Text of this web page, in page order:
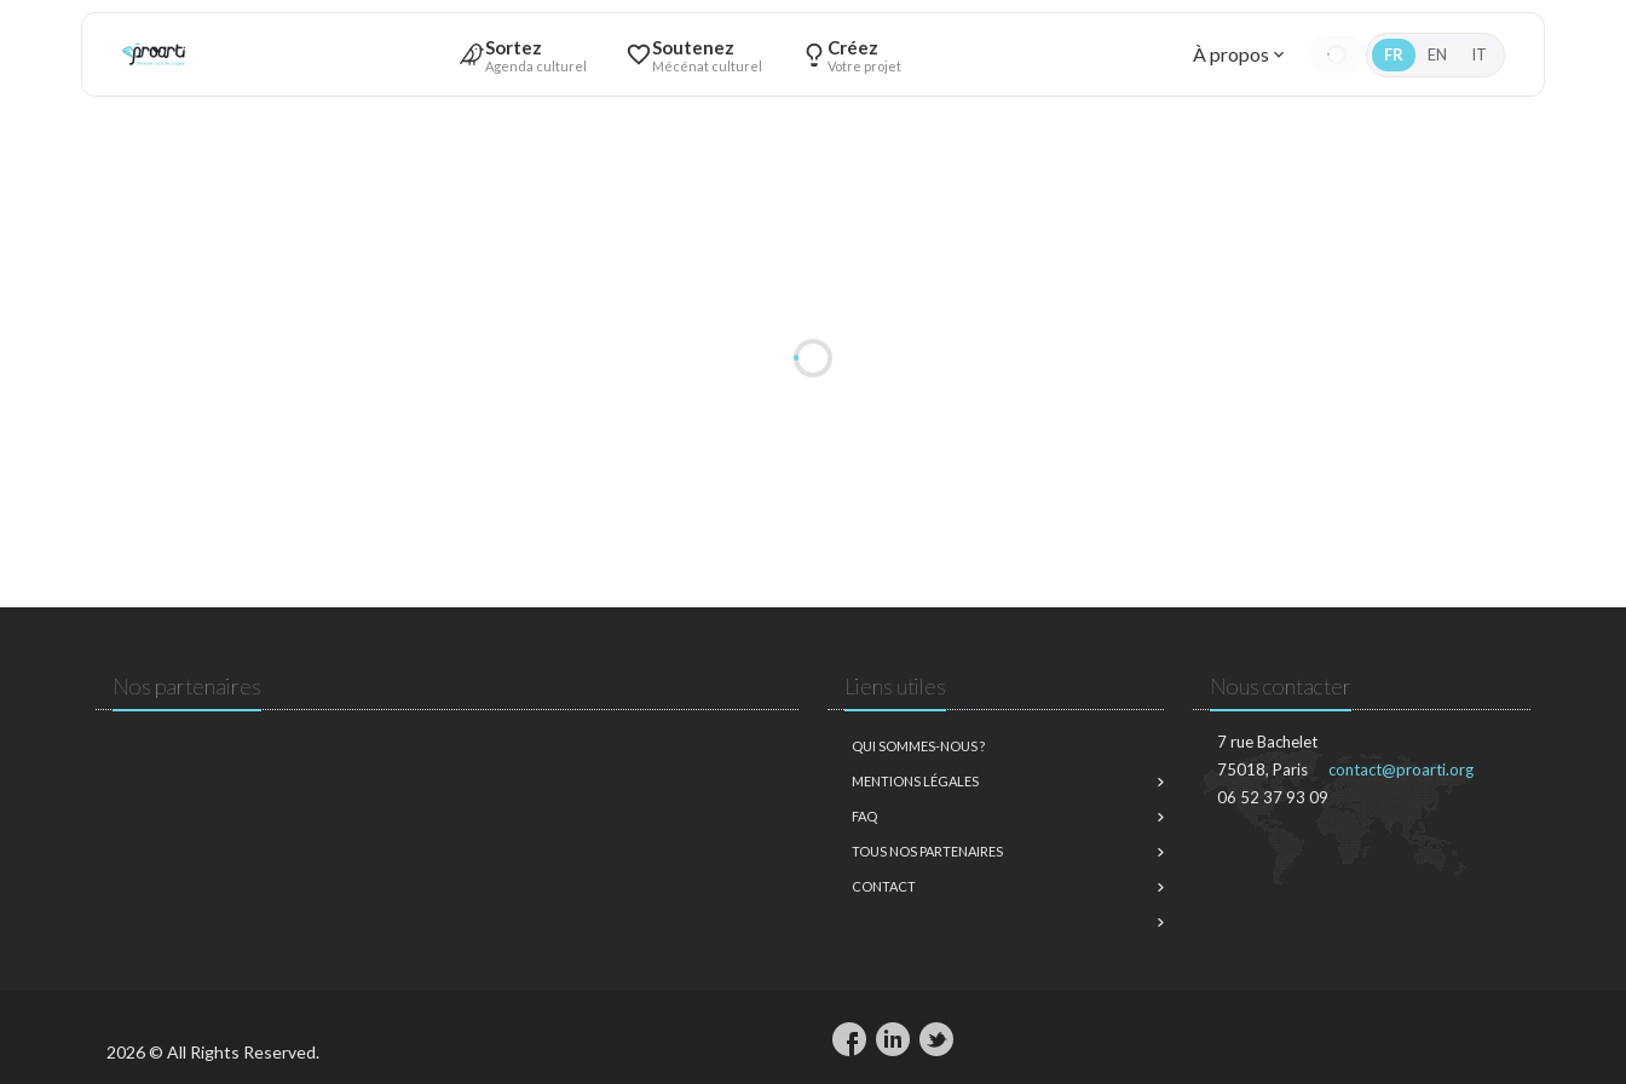
Sortez
Agenda culturel
Soutenez
Mécénat culturel
Créez
Votre projet À propos FR EN IT
Nos partenaires Liens utiles
QUI SOMMES-NOUS ?
MENTIONS LÉGALES
FAQ
TOUS NOS PARTENAIRES
CONTACT
Nous contacter
7 rue Bachelet
75018, Paris
06 52 37 93 09
contact@proarti.org
2026 © All Rights Reserved.